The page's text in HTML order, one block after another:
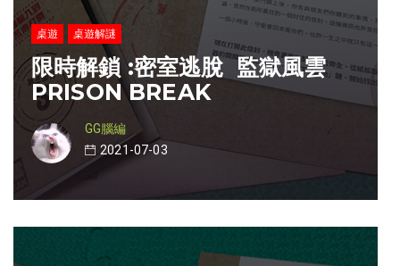
桌遊 桌遊解謎
限時解鎖 :密室逃脫 監獄風雲
PRISON BREAK
GG腦編
2021-07-03